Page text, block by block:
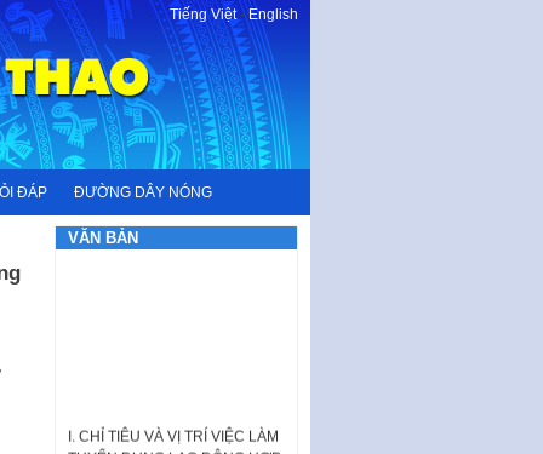
Tiếng Việt-English
ĐÁP ĐƯỜNG DÂY NÓNG
VĂN BẢN
ĐỒNG Tổng số chỉ…